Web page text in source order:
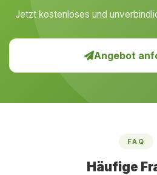
Jetzt kostenloses und
Angebot
FAQ
Häufige